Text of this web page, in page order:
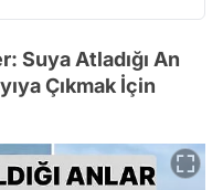
Suya Atladığı An
Çıkmak İçin